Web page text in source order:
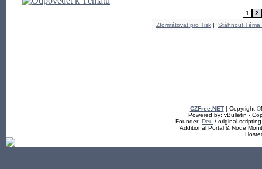
1
2
Zformátovat pro Tisk | Stáhnout Téma
CZFree.NET| Copyright
Powered by: vBulletin -
Founder: Deu / original
Additional Portal & Node